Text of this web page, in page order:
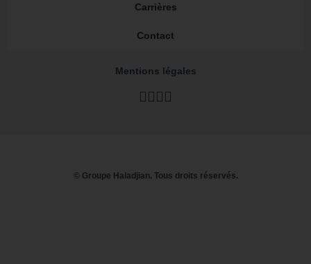
Carrières
Contact
Mentions légales
LinkedIn
Youtube
Instagram
TikTok
© Groupe Haladjian. Tous droits réservés.